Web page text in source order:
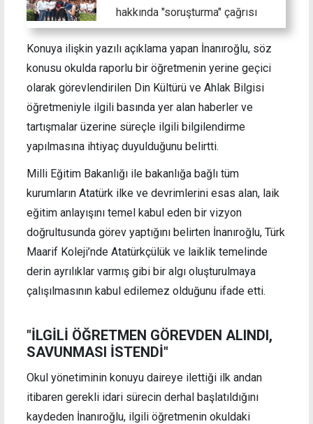
hakkında "soruşturma" çağrısı
Konuya ilişkin yazılı açıklama yapan İnanıroğlu, söz
konusu okulda raporlu bir öğretmenin yerine geçici
olarak görevlendirilen Din Kültürü ve Ahlak Bilgisi
öğretmeniyle ilgili basında yer alan haberler ve
tartışmalar üzerine süreçle ilgili bilgilendirme
yapılmasına ihtiyaç duyulduğunu belirtti.
Milli Eğitim Bakanlığı ile bakanlığa bağlı tüm
kurumların Atatürk ilke ve devrimlerini esas alan, laik
eğitim anlayışını temel kabul eden bir vizyon
doğrultusunda görev yaptığını belirten İnanıroğlu, Türk
Maarif Koleji’nde Atatürkçülük ve laiklik temelinde
derin ayrılıklar varmış gibi bir algı oluşturulmaya
çalışılmasının kabul edilemez olduğunu ifade etti.
"İLGİLİ ÖĞRETMEN GÖREVDEN ALINDI,
SAVUNMASI İSTENDİ"
Okul yönetiminin konuyu daireye ilettiği ilk andan
itibaren gerekli idari sürecin derhal başlatıldığını
kaydeden İnanıroğlu, ilgili öğretmenin okuldaki